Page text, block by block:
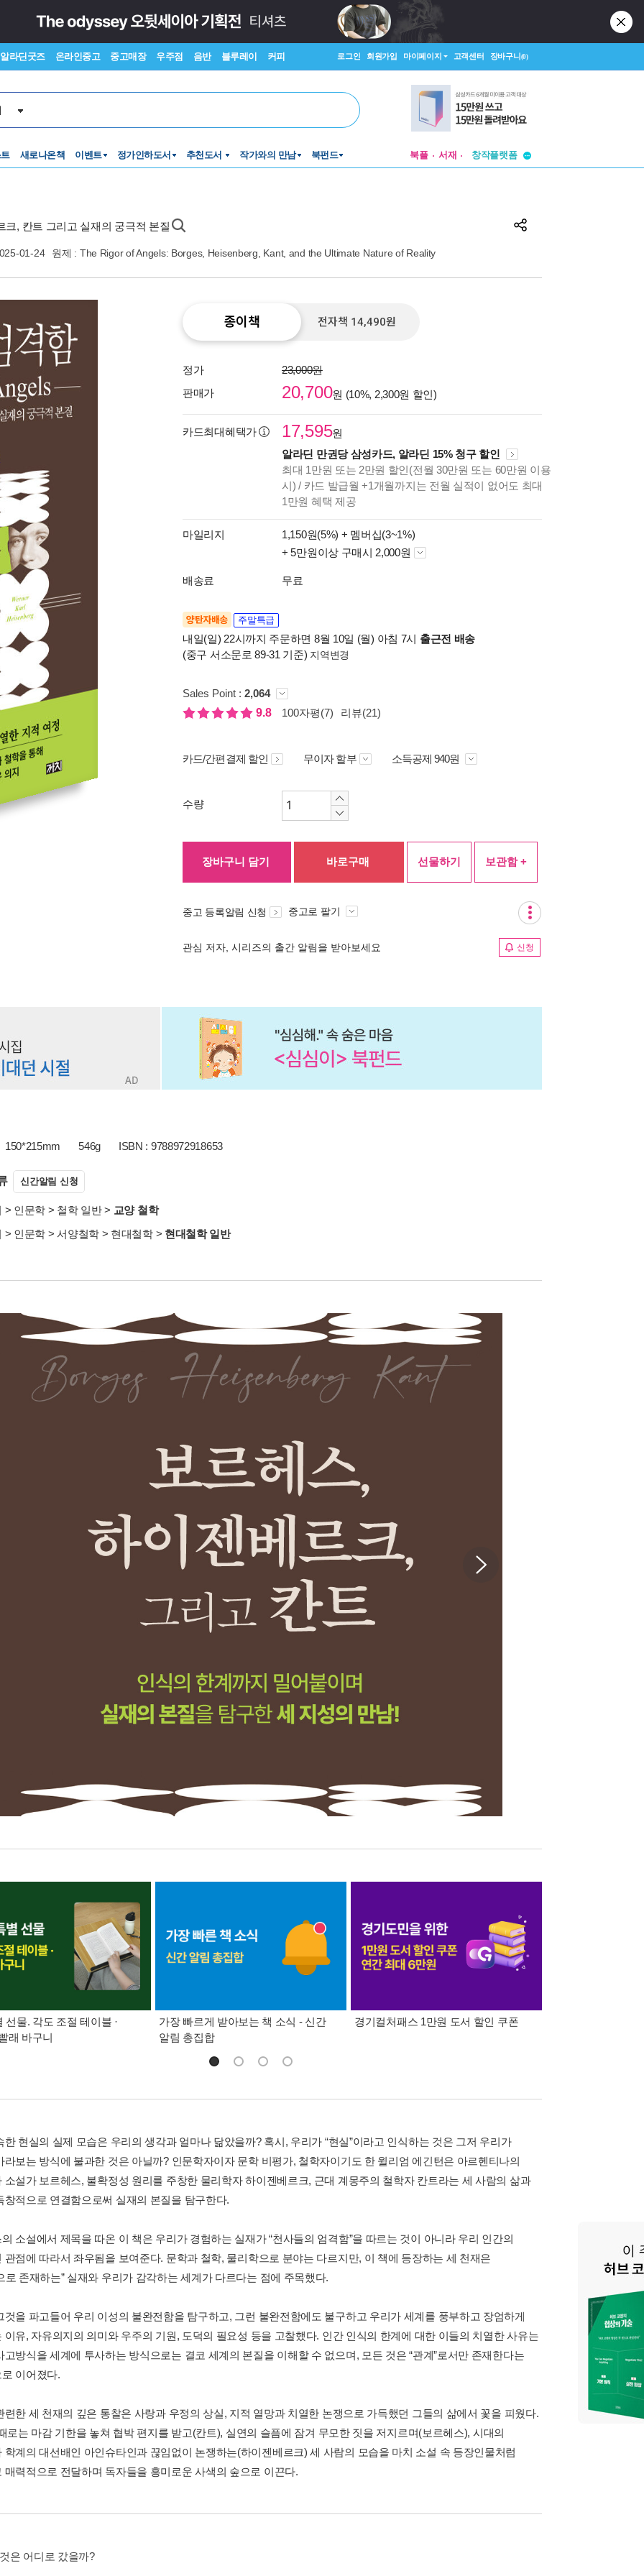
알라딘굿즈 온라인중고 중고매장 우주점 음반 블루레이 커피 로그인 회원가입 마이페이지 고객센터 장바구니(0)
새로나온책 이벤트 정가인하도서 추천도서 작가와의 만남 북펀드 북플 서재
창작플랫폼
크, 칸트 그리고 실재의 궁극적 본질
01-24 원제 : The Rigor of Angels: Borges, Heisenberg, Kant, and the Ultimate Nature of Reality
종이책 전자책 14,490원
정가
23,000원
판매가
20,700원 (10%, 2,300원 할인)
카드최대혜택가 17,595원
알라딘 만권당 삼성카드, 알라딘 15% 청구 할인
최대 1만원 또는 2만원 할인(전월 30만원 또는 60만원 이용
시) / 카드 발급월 +1개월까지는 전월 실적이 없어도 최대
1만원 혜택 제공
마일리지 1,150원(5%) + 멤버십(3~1%)
+ 5만원이상 구매시 2,000원
배송료 무료
양탄자배송 주말특급
내일(일) 22시까지 주문하면 8월 10일 (월) 아침 7시 출근전 배송
(중구 서소문로 89-31 기준) 지역변경
Sales Point : 2,064
9.8
100자평(7) 리뷰(21)
카드/간편결제 할인 무이자 할부 소득공제 940원
수량
장바구니 담기 바로구매 선물하기 보관함 +
중고 등록알림 신청 중고로 팔기
관심 저자, 시리즈의 출간 알림을 받아보세요 신청
150*215mm 546g ISBN : 9788972918653
신간알림 신청
> 인문학 > 철학 일반> 교양 철학
> 인문학 >서양철학> 현대철학> 현대철학 일반
선물. 각도 조절 테이블 ·
래 바구니
가장 빠르게 받아보는 책 소식 - 신간
알림 총집합
경기컬처패스 1만원 도서 할인 쿠폰
한 현실의 실제 모습은 우리의 생각과 얼마나 닮았을까? 혹시, 우리가 “현실”이라고 인식하는 것은 그저 우리가
라보는 방식에 불과한 것은 아닐까? 인문학자이자 문학 비평가, 철학자이기도 한 윌리엄 에긴턴은 아르헨티나의
소설가 보르헤스, 불확정성 원리를 주창한 물리학자 하이젠베르크, 근대 계몽주의 철학자 칸트라는 세 사람의 삶과
창적으로 연결함으로써 실재의 본질을 탐구한다.
소설에서 제목을 따온 이 책은 우리가 경험하는 실재가 “천사들의 엄격함”을 따르는 것이 아니라 우리 인간의
관점에 따라서 좌우됨을 보여준다. 문학과 철학, 물리학으로 분야는 다르지만, 이 책에 등장하는 세 천재은
로 존재하는” 실재와 우리가 감각하는 세계가 다르다는 점에 주목했다.
것을 파고들어 우리 이성의 불완전함을 탐구하고, 그런 불완전함에도 불구하고 우리가 세계를 풍부하고 장엄하게
이유, 자유의지의 의미와 우주의 기원, 도덕의 필요성 등을 고찰했다. 인간 인식의 한계에 대한 이들의 치열한 사유는
고방식을 세계에 투사하는 방식으로는 결코 세계의 본질을 이해할 수 없으며, 모든 것은 “관계”로서만 존재한다는
이어졌다.
련한 세 천재의 깊은 통찰은 사랑과 우정의 상실, 지적 열망과 치열한 논쟁으로 가득했던 그들의 삶에서 꽃을 피웠다.
로는 마감 기한을 놓쳐 협박 편지를 받고(칸트), 실연의 슬픔에 잠겨 무모한 짓을 저지르며(보르헤스), 시대의
학계의 대선배인 아인슈타인과 끊임없이 논쟁하는(하이젠베르크) 세 사람의 모습을 마치 소설 속 등장인물처럼
매력적으로 전달하며 독자들을 흥미로운 사색의 숲으로 이끈다.
은 어디로 갔을까?